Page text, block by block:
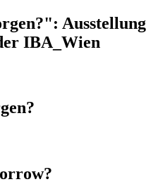
Ausstellung
IBA_Wien